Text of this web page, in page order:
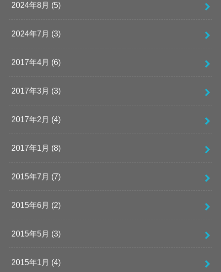
2024年8月 (5)
2024年7月 (3)
2017年4月 (6)
2017年3月 (3)
2017年2月 (4)
2017年1月 (8)
2015年7月 (7)
2015年6月 (2)
2015年5月 (3)
2015年1月 (4)